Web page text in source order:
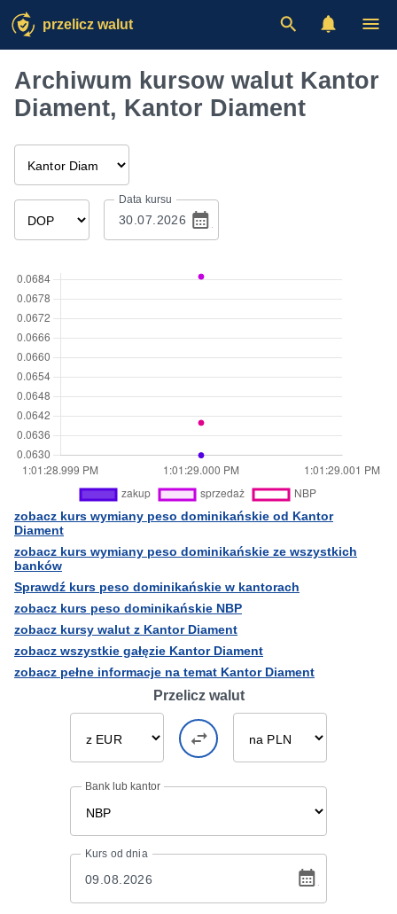
przelicz walut
Archiwum kursow walut Kantor
Diament, Kantor Diament
Data kursu
zobacz kurs wymiany peso dominikańskie od Kantor
Diament
zobacz kurs wymiany peso dominikańskie ze wszystkich
banków
Sprawdź kurs peso dominikańskie w kantorach
zobacz kurs peso dominikańskie NBP
zobacz kursy walut z Kantor Diament
zobacz wszystkie gałęzie Kantor Diament
zobacz pełne informacje na temat Kantor Diament
Przelicz walut
Bank lub kantor
Kurs od dnia